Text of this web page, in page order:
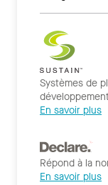
Systèmes de
En savoir plus
Répond à la
En savoir plus